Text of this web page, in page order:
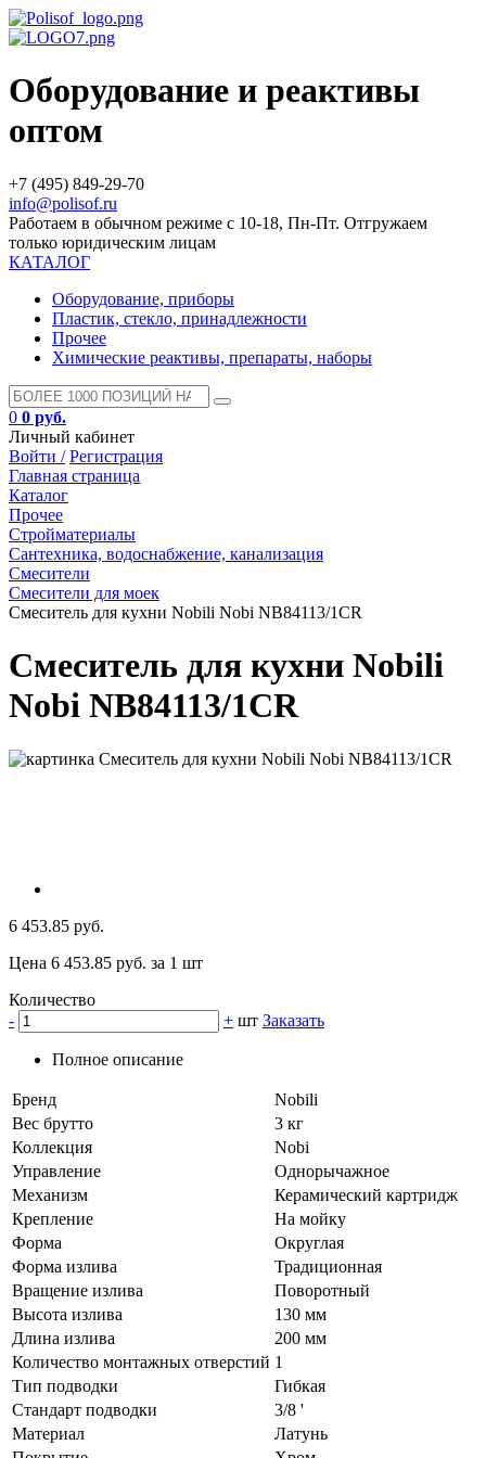
Оборудование и реактивы
оптом
+7 (495) 849-29-70
info@polisof.ru
Работаем в обычном режиме с 10-18, Пн-Пт. Отгружаем
только юридическим лицам
КАТАЛОГ
Оборудование, приборы
Пластик, стекло, принадлежности
Прочее
Химические реактивы, препараты, наборы
0 0 руб.
Личный кабинет
Войти / Регистрация
Главная страница
Каталог
Прочее
Стройматериалы
Сантехника, водоснабжение, канализация
Смесители
Смесители для моек
Смеситель для кухни Nobili Nobi NB84113/1CR
Смеситель для кухни Nobili
Nobi NB84113/1CR
6 453.85 руб.
Цена 6 453.85 руб. за 1 шт
Количество
-
+ шт Заказать
Полное описание
Бренд
Nobili
Вес брутто
3 кг
Коллекция
Nobi
Управление
Однорычажное
Механизм
Керамический картридж
Крепление
На мойку
Форма
Округлая
Форма излива
Традиционная
Вращение излива
Поворотный
Высота излива
130 мм
Длина излива
200 мм
Количество монтажных отверстий 1
Тип подводки
Гибкая
Стандарт подводки
3/8 '
Материал
Латунь